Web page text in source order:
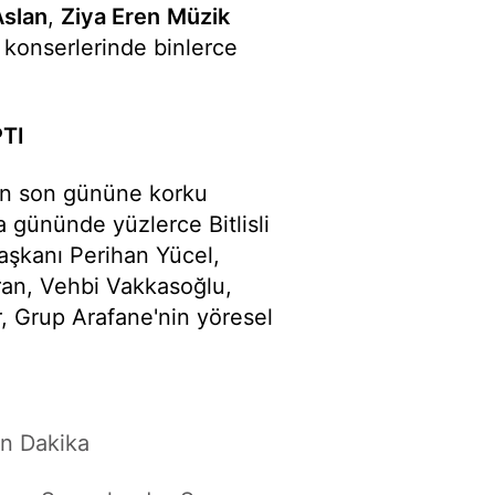
, Ziya Eren Müzik
binlerce
son gününe korku
gününde yüzlerce Bitlisli
Perihan Yücel,
Vehbi Vakkasoğlu,
Grup Arafane'nin yöresel
Dakika